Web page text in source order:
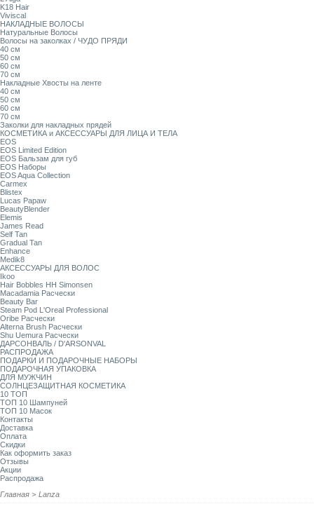
K18 Hair
Viviscal
НАКЛАДНЫЕ ВОЛОСЫ
Натуральные Волосы
Волосы на заколках / ЧУДО ПРЯДИ
40 см
50 см
60 см
70 см
Накладные Хвосты на ленте
40 см
50 см
60 см
70 см
Заколки для накладных прядей
КОСМЕТИКА и АКСЕССУАРЫ ДЛЯ ЛИЦА И ТЕЛА
EOS
EOS Limited Edition
EOS Бальзам для губ
EOS Наборы
EOS Aqua Collection
Carmex
Blistex
Lucas Papaw
BeautyBlender
Elemis
James Read
Self Tan
Gradual Tan
Enhance
Medik8
АКСЕССУАРЫ ДЛЯ ВОЛОС
Ikoo
Hair Bobbles HH Simonsen
Macadamia Расчески
Beauty Bar
Steam Pod L'Oreal Professional
Oribe Расчески
Alterna Brush Расчески
Shu Uemura Расчески
ДАРСОНВАЛЬ / D'ARSONVAL
РАСПРОДАЖА
ПОДАРКИ И ПОДАРОЧНЫЕ НАБОРЫ
ПОДАРОЧНАЯ УПАКОВКА
ДЛЯ МУЖЧИН
СОЛНЦЕЗАЩИТНАЯ КОСМЕТИКА
10 ТОП
ТОП 10 Шампуней
ТОП 10 Масок
Контакты
Доставка
Оплата
Скидки
Как оформить заказ
Отзывы
Акции
Распродажа
Главная > Lanza